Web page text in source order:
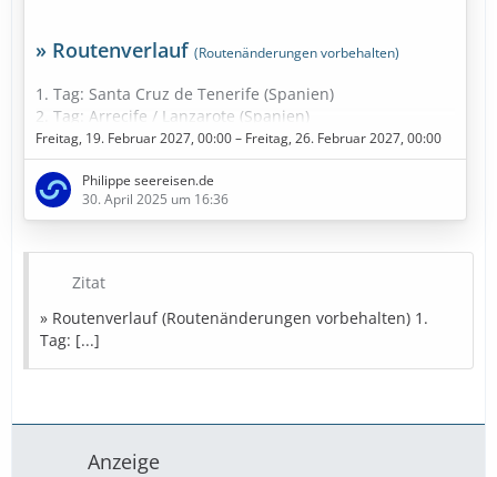
» Routenverlauf (Routenänderungen vorbehalten)
1. Tag: Santa Cruz de Tenerife (Spanien)
2. Tag: Arrecife / Lanzarote (Spanien)
3. Tag: Gran Canaria (Spanien)
4. Tag: Santa Cruz de La Palma (Spanien)
5. Tag: Seetag
6. Tag: Funchal - Madeira (Portugal)
7. Tag: Seetag
8. Tag: Santa Cruz de Tenerife (Spanien)
» Bestpreise in Sicht
Diese Kreuzfahrt buchen
Freitag, 19. Februar 2027, 00:00 – Freitag, 26. Februar 2027, 00:00
Philippe seereisen.de
30. April 2025 um 16:36
Zitat
» Routenverlauf (Routenänderungen vorbehalten) 1.
Tag: [...]
Anzeige